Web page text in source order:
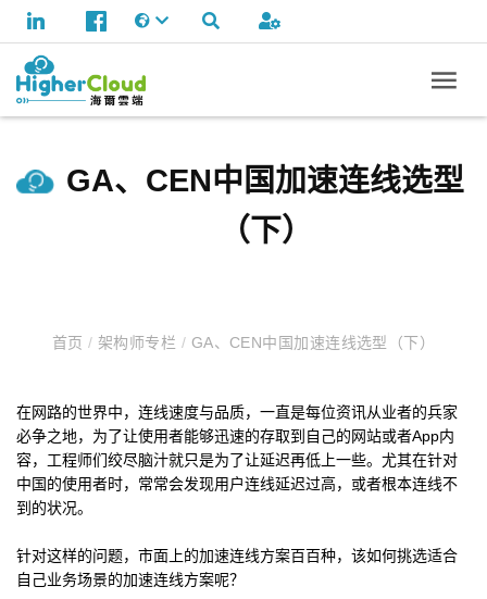
GA、CEN中国加速连线选型
（下）
首页/ 架构师专栏 / GA、CEN中国加速连线选型（下）
在网路的世界中，连线速度与品质，一直是每位资讯从业者的兵家
必争之地，为了让使用者能够迅速的存取到自己的网站或者App内
容，工程师们绞尽脑汁就只是为了让延迟再低上一些。尤其在针对
中国的使用者时，常常会发现用户连线延迟过高，或者根本连线不
到的状况。
针对这样的问题，市面上的加速连线方案百百种，该如何挑选适合
自己业务场景的加速连线方案呢？